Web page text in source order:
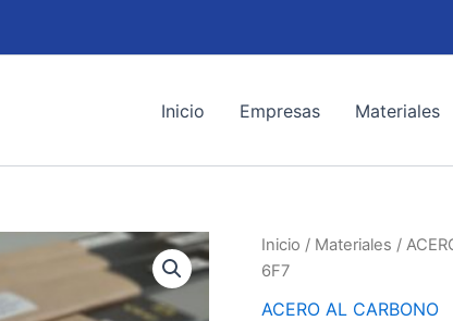
Inicio Empresas Materiales
Inicio / Materiales /
6F7
ACERO AL CARBONO